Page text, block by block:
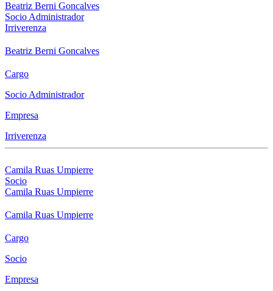
Beatriz Berni Goncalves
Socio Administrador
Irriverenza
Beatriz Berni Goncalves
Cargo
Socio Administrador
Empresa
Irriverenza
Camila Ruas Umpierre
Socio
Camila Ruas Umpierre
Camila Ruas Umpierre
Cargo
Socio
Empresa